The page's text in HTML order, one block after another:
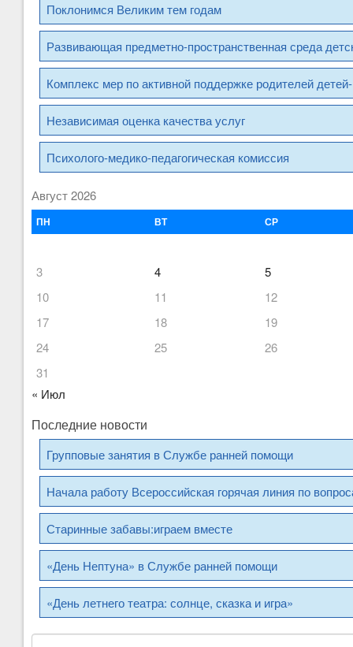
Поклонимся Великим тем годам
Развивающая предметно-пространственная среда
Комплекс мер по активной поддержке родителей
Независимая оценка качества услуг
Психолого-медико-педагогическая комиссия
Август 2026
ПН ВТ СР
3 4
5
10
11
12
17
18
19
24
25
26
31
« Июл
Последние новости
Групповые занятия в Службе ранней помощи
Начала работу Всероссийская горячая линия по
Старинные забавы:играем вместе
«День Нептуна» в Службе ранней помощи
«День летнего театра: солнце, сказка и игра»